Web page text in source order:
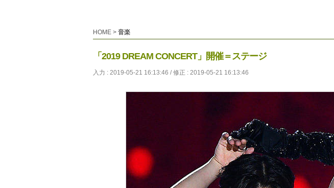
HOME > 音楽
「2019 DREAM CONCERT」開催＝ステージ
入力 : 2019-05-21 16:13:46 / 修正 : 2019-05-21 16:13:46